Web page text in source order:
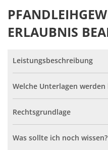
ERLAUBNIS
Leistungsbeschreibung
Welche Unterlagen
Rechtsgrundlage
Was sollte ich noch wissen?